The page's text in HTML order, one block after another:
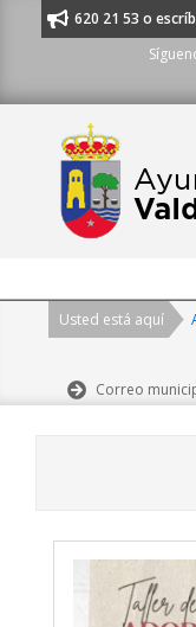
al 91 620 21 53 o
Navigation
Usted está aquí
Correo